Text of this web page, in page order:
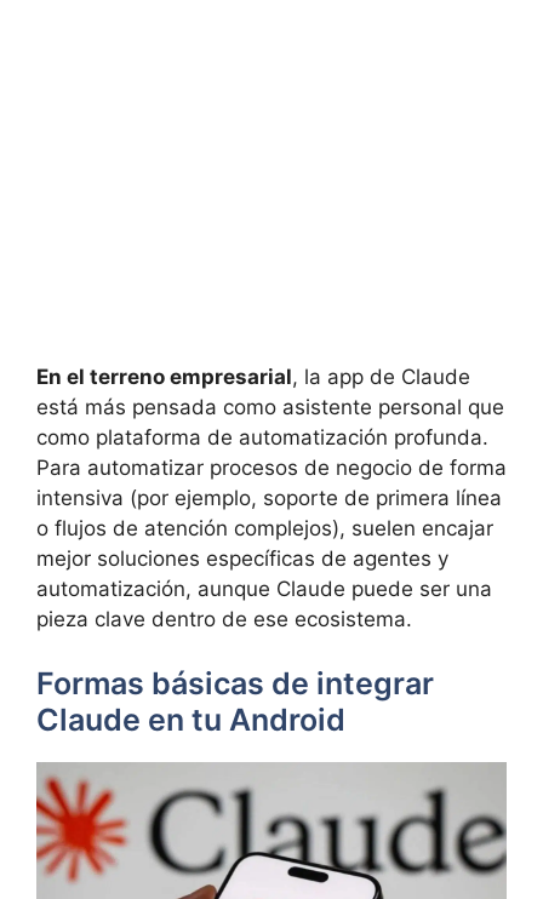
En el terreno empresarial, la app de Claude
está más pensada como asistente personal que
como plataforma de automatización profunda.
Para automatizar procesos de negocio de forma
intensiva (por ejemplo, soporte de primera línea
o flujos de atención complejos), suelen encajar
mejor soluciones específicas de agentes y
automatización, aunque Claude puede ser una
pieza clave dentro de ese ecosistema.
Formas básicas de integrar
Claude en tu Android